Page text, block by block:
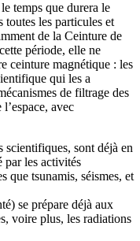
temps que durera le
toutes les particules et
de la Ceinture de
période, elle ne
ceinture magnétique : les
qui les a
de filtrage des
avec
scientifiques, sont déjà en
par les activités
que tsunamis, séismes, et
se prépare déjà aux
voire plus, les radiations